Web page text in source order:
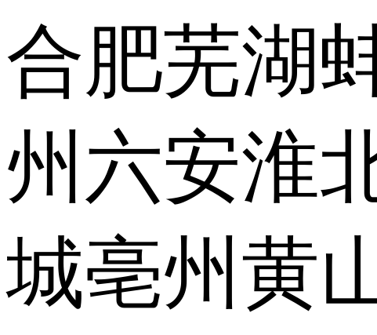
合肥芜湖
州 六安淮
城亳州 黄